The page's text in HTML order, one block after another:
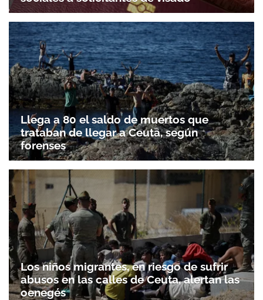
Llega a 80 el saldo de muertos que
trataban de llegar a Ceuta, según
forenses
Los niños migrantes, en riesgo de sufrir
abusos en las calles de Ceuta, alertan las
oenegés